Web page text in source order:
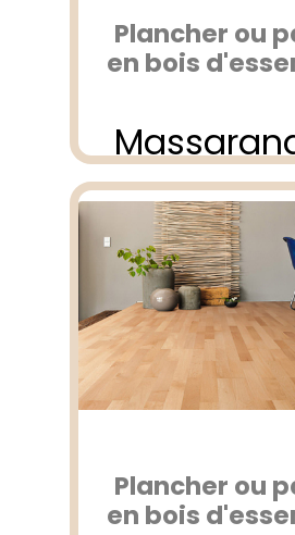
Plancher ou
en bois
Plancher ou
en bois